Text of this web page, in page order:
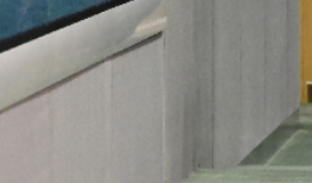
新帶動消費約18億元
合計營收2.58萬億 利潤總額近
鎖閱讀新玩法